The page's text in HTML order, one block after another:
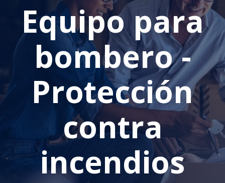
Equipo para
bombero -
Protección
contra
incendios